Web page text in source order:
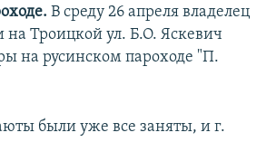
В среду 26 апреля владелец
на Троицкой ул. Б.О. Яскевич
на русинском пароходе "П.
были уже все заняты, и г.